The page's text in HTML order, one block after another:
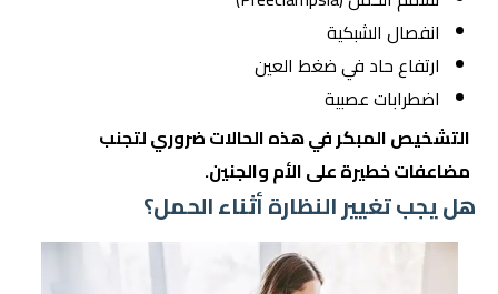
انفصال الشبكية
ارتفاع حاد في ضغط العين
اضطرابات عصبية
التشخيص المبكر في هذه الحالات ضروري لتجنب
مضاعفات خطيرة على الأم والجنين.
هل يجب تغيير النظارة أثناء الحمل؟